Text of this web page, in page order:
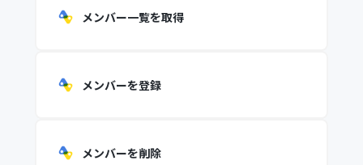
メンバー一覧を取得
メンバーを登録
メンバーを削除